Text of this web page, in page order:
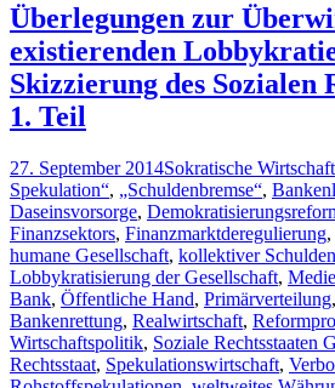
Überlegungen zur
existierenden
Skizzierung des Sozialen
1. Teil
27. September 2014Sokratische
Spekulation“, „Schuldenbremse“,
Daseinsvorsorge,
Finanzsektors, Finanzmarktderegulierung,
humane Gesellschaft, kollektiver
Lobbykratisierung der Gesellschaft,
Bank, Öffentliche Hand, Primärverteilung,
Bankenrettung, Realwirtschaft,
Wirtschaftspolitik, Soziale Rechtsstaaten
Rechtsstaat, Spekulationswirtschaft,